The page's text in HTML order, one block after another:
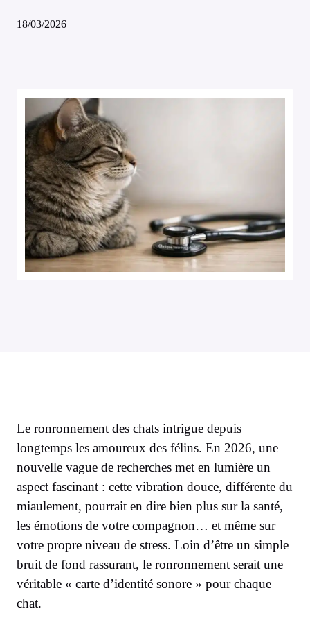
18/03/2026
Le ronronnement des chats intrigue depuis
longtemps les amoureux des félins. En 2026, une
nouvelle vague de recherches met en lumière un
aspect fascinant : cette vibration douce, différente du
miaulement, pourrait en dire bien plus sur la santé,
les émotions de votre compagnon… et même sur
votre propre niveau de stress. Loin d’être un simple
bruit de fond rassurant, le ronronnement serait une
véritable « carte d’identité sonore » pour chaque
chat.